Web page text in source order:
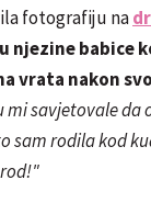
fotografiju na
njezine babice
vrata nakon
mi savjetovale da
sam rodila kod